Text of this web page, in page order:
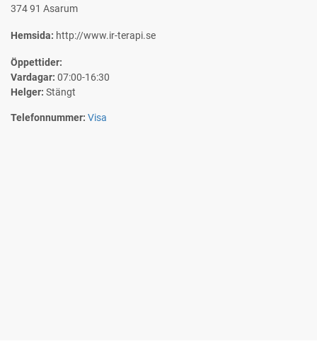
374 91 Asarum
Hemsida: http://www.ir-terapi.se
Öppettider:
Vardagar: 07:00-16:30
Helger: Stängt
Telefonnummer: Visa